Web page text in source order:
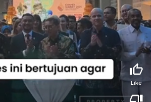
Like
Share to
Suka video ini?
menyampaikan pendapat.
Masuk
suka video ini?
menyampaikan pendapat.
Masuk